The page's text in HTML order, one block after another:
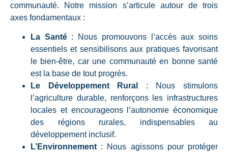
communauté. Notre mission s’articule autour de trois
axes fondamentaux :
La Santé: Nous promouvons l’accès aux soins
essentiels et sensibilisons aux pratiques favorisant
le bien-être, car une communauté en bonne santé
est la base de tout progrès.
Le Développement Rural
: Nous stimulons
l’agriculture durable, renforçons les infrastructures
locales et encourageons l’autonomie économique
des régions rurales, indispensables au
développement inclusif.
L’Environnement : Nous agissons pour protéger